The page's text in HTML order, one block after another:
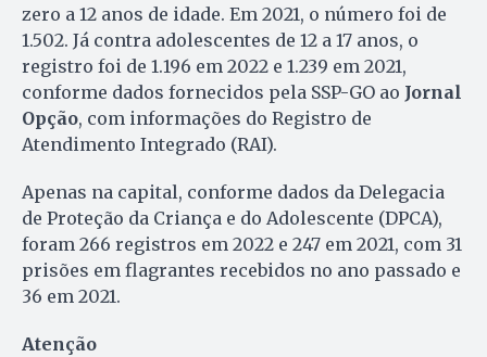
zero a 12 anos de idade. Em 2021, o número foi de
1.502. Já contra adolescentes de 12 a 17 anos, o
registro foi de 1.196 em 2022 e 1.239 em 2021,
conforme dados fornecidos pela SSP-GO ao Jornal
Opção, com informações do Registro de
Atendimento Integrado (RAI).
Apenas na capital, conforme dados da Delegacia
de Proteção da Criança e do Adolescente (DPCA),
foram 266 registros em 2022 e 247 em 2021, com 31
prisões em flagrantes recebidos no ano passado e
36 em 2021.
Atenção